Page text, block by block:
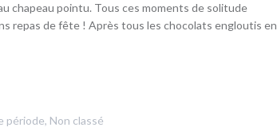
chapeau pointu. Tous ces moments de solitude
repas de fête ! Après tous les chocolats engloutis en
période, Non classé